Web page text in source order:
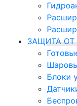
ЗАЩИТА ОТ
Блоки